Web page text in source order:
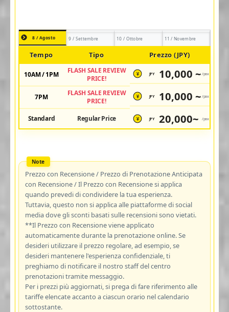
8 / Agosto 9 / Settembre 10 / Ottobre 11 / Novembre
Tempo Tipo Prezzo (JPY)
10AM / 1PM
FLASH SALE REVIEW
PRICE!
¥ JPY 10,000 ~ /pax
7PM
FLASH SALE REVIEW
PRICE!
¥ JPY 10,000 ~ /pax
Standard Regular Price ¥ JPY 20,000~ /pax
Prezzo con Recensione / Prezzo di Prenotazione Anticipata
con Recensione / Il Prezzo con Recensione si applica
quando prevedi di condividere la tua esperienza.
Tuttavia, questo non si applica alle piattaforme di social
media dove gli sconti basati sulle recensioni sono vietati.
**Il Prezzo con Recensione viene applicato
automaticamente durante la prenotazione online. Se
desideri utilizzare il prezzo regolare, ad esempio, se
desideri mantenere l'esperienza confidenziale, ti
preghiamo di notificare il nostro staff del centro
prenotazioni tramite messaggio.
Per i prezzi più aggiornati, si prega di fare riferimento alle
tariffe elencate accanto a ciascun orario nel calendario
sottostante.